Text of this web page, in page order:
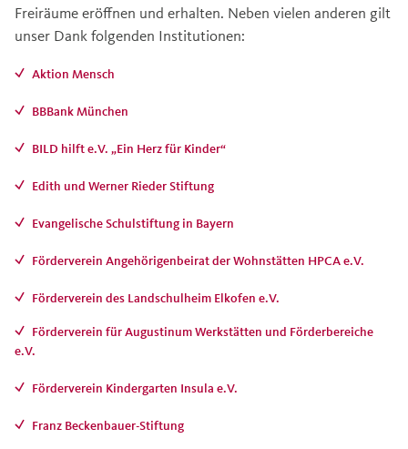
Freiräume eröffnen und erhalten. Neben vielen anderen gilt
unser Dank folgenden Institutionen:
Aktion Mensch
BBBank München
BILD hilft e.V. „Ein Herz für Kinder“
Edith und Werner Rieder Stiftung
Evangelische Schulstiftung in Bayern
Förderverein Angehörigenbeirat der Wohnstätten HPCA e.V.
Förderverein des Landschulheim Elkofen e.V.
Förderverein für Augustinum Werkstätten und Förderbereiche
e.V.
Förderverein Kindergarten Insula e.V.
Franz Beckenbauer-Stiftung